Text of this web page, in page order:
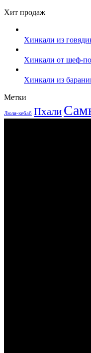
Хит продаж
Хинкали из
Хинкали от шеф-
Хинкали из
Метки
Люля-кебаб Пхали